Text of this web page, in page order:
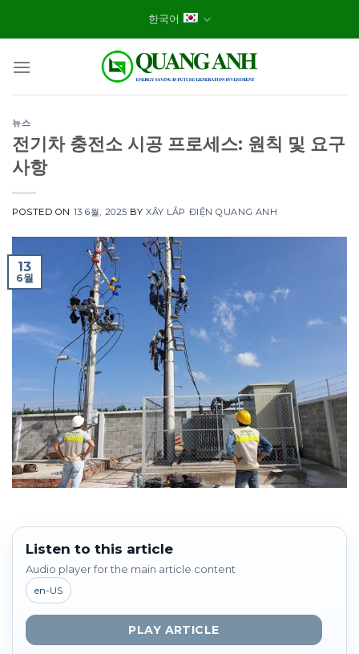
한국어
뉴스
전기차 충전소 시공 프로세스: 원칙 및 요구
사항
POSTED ON 13 6월, 2025 BYXÂY LẮP ĐIỆN QUANG ANH
13
6월
Listen to this article
Audio player for the main article content
en-US
PLAY ARTICLE